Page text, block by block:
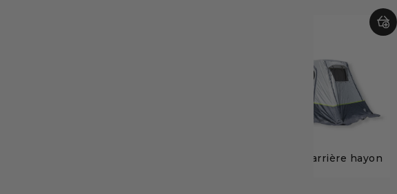
Tente arrière hayon